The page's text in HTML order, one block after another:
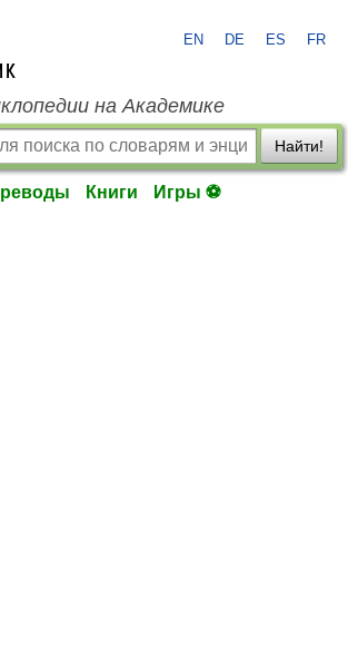
EN DE ES FR
на Академике
Найти!
Книги Игры ⚽